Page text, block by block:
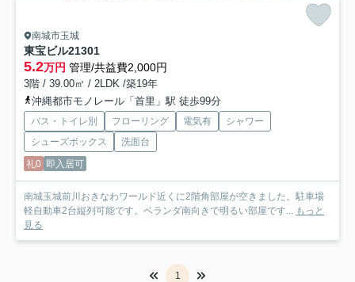
南城市玉城
東宝ビル21301
5.2万円 管理/共益費2,000円
3階 / 39.00㎡ / 2LDK /築19年
沖縄都市モノレール「首里」駅 徒歩99分
バス・トイレ別 フローリング 電気有
シャワー
シューズボックス
洗面台
礼0 即入居可
南城玉城前川おきなわワールド近くに2階角部屋が空きました。駐車場
軽自動車2台縦列可能です。ベランダ南向きで明るい部屋です...
もっと
見る
1